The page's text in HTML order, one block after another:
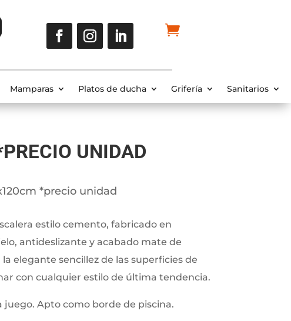
Mamparas Platos de ducha Grifería Sanitarios
UNIDAD
*precio unidad
estilo cemento, fabricado en
antideslizante y acabado mate de
elegante sencillez de las superficies de
con cualquier estilo de última tendencia.
juego. Apto como borde de piscina.